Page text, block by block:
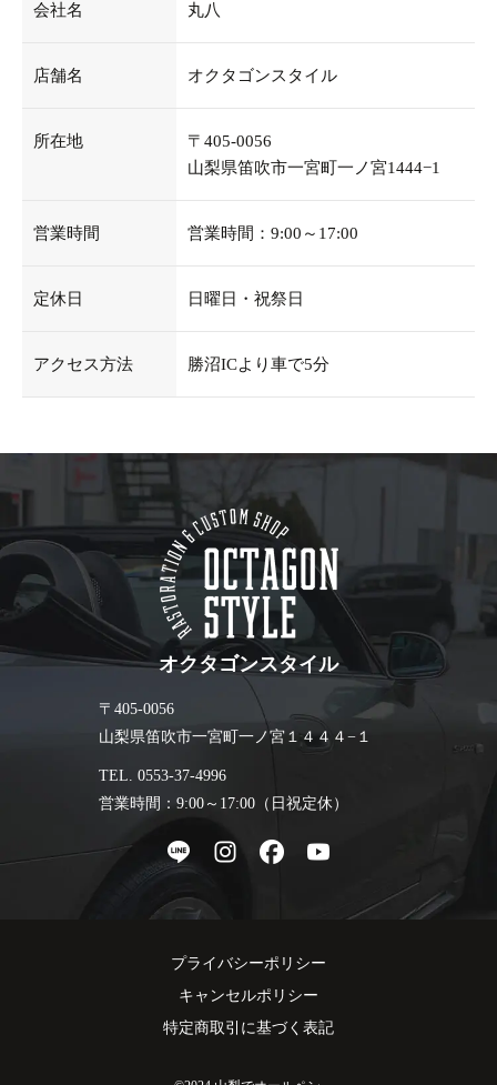
会社名 丸八
店舗名 オクタゴンスタイル
所在地
〒405-0056
山梨県笛吹市一宮町一ノ宮1444−1
営業時間 営業時間：9:00～17:00
定休日 日曜日・祝祭日
アクセス方法 勝沼ICより車で5分
オクタゴンスタイル
〒405-0056
山梨県笛吹市一宮町一ノ宮１４４４−１
TEL. 0553-37-4996
営業時間：9:00～17:00（日祝定休）
プライバシーポリシー
キャンセルポリシー
特定商取引に基づく表記